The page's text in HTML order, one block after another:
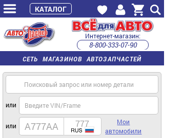
СЕТЬ МАГАЗИНОВ АВТОЗАПЧАСТЕЙ
Интернет-магазин:
8-800-333-07-90
часы работы с 9:00 до 22:00 (пн-пт)
или
или
Мои
автомобили
КАТАЛОГ